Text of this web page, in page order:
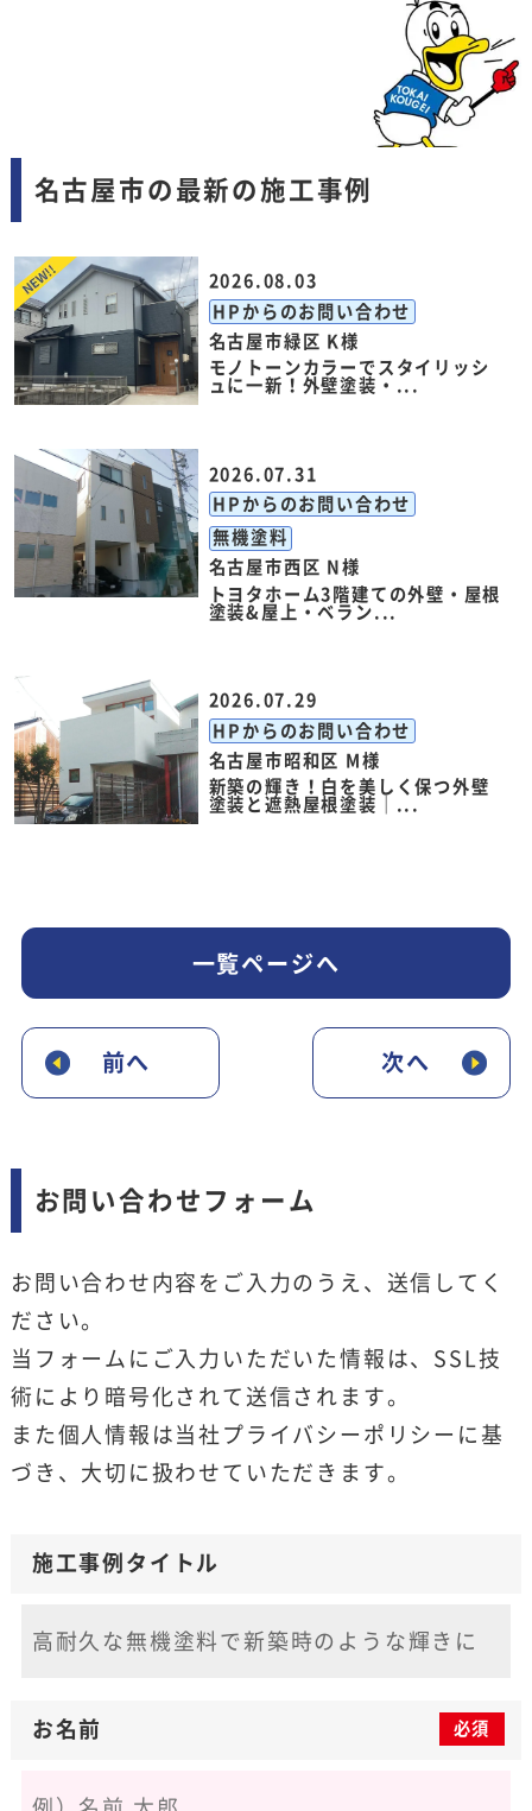
名古屋市の最新の施工事例
2026.08.03
HPからのお問い合わせ
名古屋市緑区 K様
モノトーンカラーでスタイリッシ
ュに一新！外壁塗装・...
2026.07.31
HPからのお問い合わせ
無機塗料
名古屋市西区 N様
トヨタホーム3階建ての外壁・屋根
塗装&屋上・ベラン...
2026.07.29
HPからのお問い合わせ
名古屋市昭和区 M様
新築の輝き！白を美しく保つ外壁
塗装と遮熱屋根塗装｜...
前へ
一覧ページへ
次へ
お問い合わせフォーム
お問い合わせ内容をご入力のうえ、送信してく
ださい。
当フォームにご入力いただいた情報は、SSL技
術により暗号化されて送信されます。
また個人情報は当社 プライバシーポリシー に基
づき、大切に扱わせていただきます。
施工事例タイトル
お名前 必須